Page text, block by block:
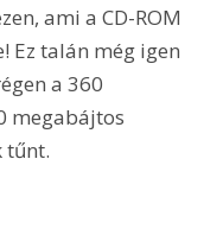
ami a CD-ROM
Ez talán még igen
a 360
megabájtos
tűnt.